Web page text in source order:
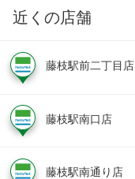
近くの店舗
藤枝駅前二丁目店
藤枝駅南口店
藤枝駅南通り店